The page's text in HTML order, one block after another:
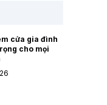
cửa gia đình
cho mọi